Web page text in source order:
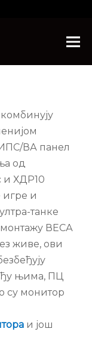
ВА панел
од
и ХДР10
игре и
танке
ВЕСА
живе, ови
њима, ПЦ
су монитор
и још